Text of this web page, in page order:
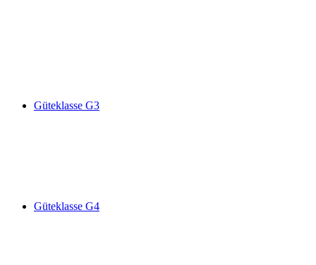
Güteklasse G3
Güteklasse G4